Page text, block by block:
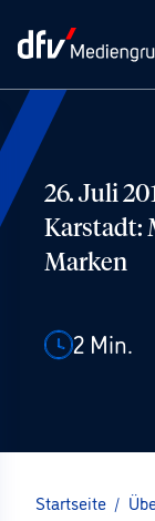
26. Juli
Karstadt:
Marken
2 Min.
Startseite /